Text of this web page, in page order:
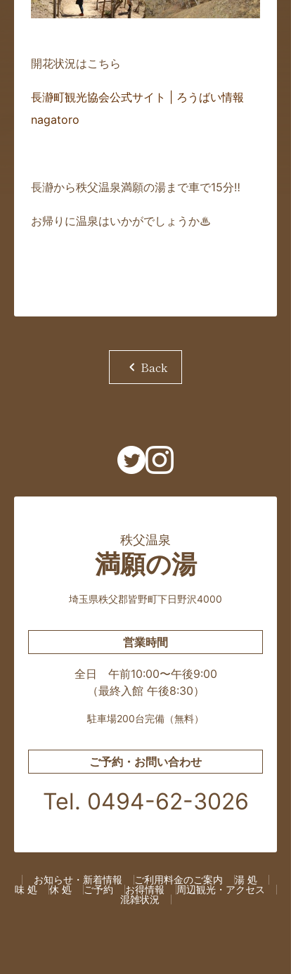
開花状況はこちら
長瀞町観光協会公式サイト | ろうばい情報
nagatoro
長瀞から秩父温泉満願の湯まで車で15分‼
お帰りに温泉はいかがでしょうか♨
chevron_left Back
秩父温泉
満願の湯
埼玉県秩父郡皆野町下日野沢4000
営業時間
全日 午前10:00〜午後9:00
（最終入館 午後8:30）
駐車場200台完備（無料）
ご予約・お問い合わせ
Tel. 0494-62-3026
お知らせ・新着情報 ご利用料金のご案内
湯 処
味 処
休 処 ご予約 お得情報
周辺観光・アクセス
混雑状況